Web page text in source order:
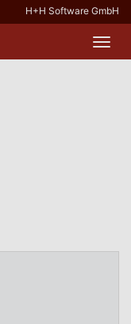
H+H Software GmbH